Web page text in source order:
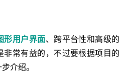
形用户界面、跨平台性和高级的
非常有益的，不过要根据项目的
介绍。